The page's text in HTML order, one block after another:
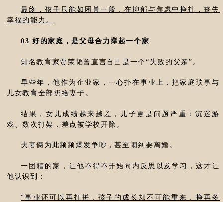
最终，孩子只能如困兽一般，在抑郁与焦虑中挣扎，丧失
幸福的能力。
03 好的家庭，是父母合力撑起一个家
知名教育家贾荣韬曾直言自己是一个“失败的父亲”。
早些年，他作为企业家，一心扑在事业上，把家庭琐事与
儿女教育全部扔给妻子。
结果，女儿成绩越来越差，儿子更是问题严重：沉迷游
戏、数次打架，差点被学校开除。
夫妻俩为此频频爆发争吵，甚至闹到要离婚。
一团糟的家，让他不得不开始向内反思以及学习，这才让
他认识到：
“事业还可以再打拼，孩子的成长却不可能重来，挣再多